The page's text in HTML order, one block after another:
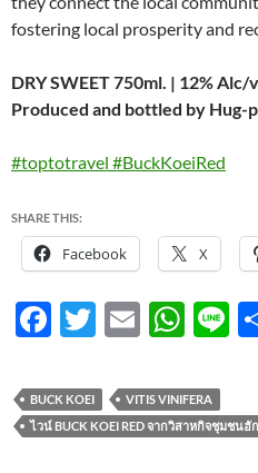
fostering local prosperity and
DRY SWEET 750ml. | 12%
Produced and bottled by Hug-
#toptotravel #BuckKoeiRed
SHARE THIS:
Facebook X
F
e
b
T
itt
er
E
ail
W
at
s
Li
BUCK KOEI
VITIS VINIFERA
ไวน์ BUCK KOEI RED จากวิสาหกิจชุมชนฮั